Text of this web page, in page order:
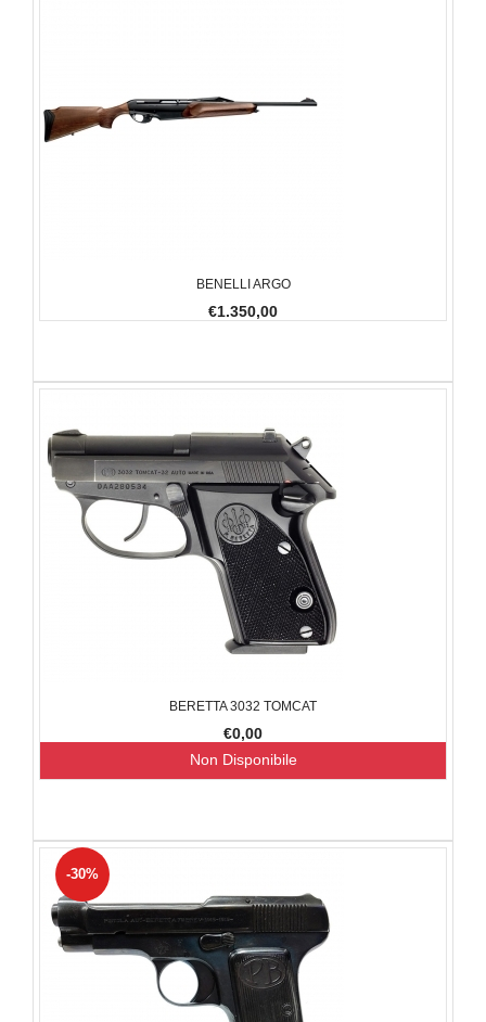
BENELLI ARGO
€1.350,00
BERETTA 3032 TOMCAT
€0,00
Non Disponibile
-30%